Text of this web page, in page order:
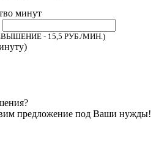
минут
- 15,5 РУБ./МИН.)
предложение под Ваши нужды!